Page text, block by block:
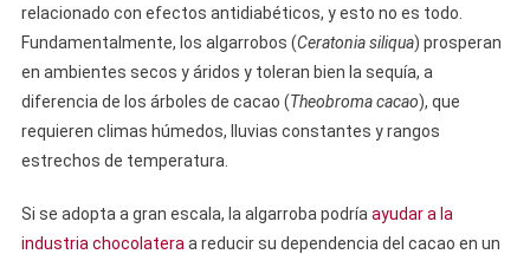
relacionado con efectos antidiabéticos, y esto no es todo.
Fundamentalmente, los algarrobos (Ceratonia siliqua) prosperan
en ambientes secos y áridos y toleran bien la sequía, a
diferencia de los árboles de cacao (Theobroma cacao), que
requieren climas húmedos, lluvias constantes y rangos
estrechos de temperatura.
Si se adopta a gran escala, la algarroba podría ayudar a la
industria chocolatera a reducir su dependencia del cacao en un